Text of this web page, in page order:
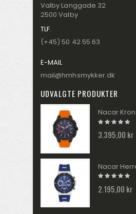
Valby Langgade 32
2500 Valby
TLF.
(+45) 50 42 55 63
E-MAIL
mail@hmhsmykker.dk
UDVALGTE PRODUKTER
3.395,00 kr
2.195,00 kr